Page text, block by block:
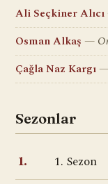
Ali Seçkiner Alıcı
Osman Alkaş
Çağla Naz Kargı
Sezonlar
1. 1. Sezon